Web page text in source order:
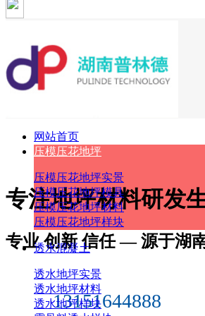
专注地坪材料研发
专业 创新 信任 — 源于湖
13151644888
网站首页
压模压花地坪
压模压花地坪实景
压模压花地坪模具
压模压花地坪材料
压模压花地坪样块
透水混凝土
透水地坪实景
透水地坪材料
透水地坪样块